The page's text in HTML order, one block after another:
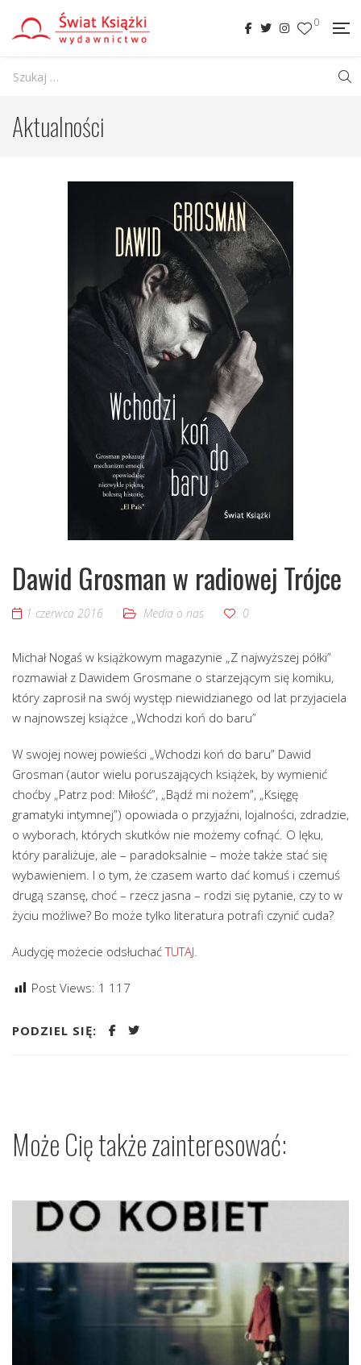
0
Aktualności
Dawid Grosman w radiowej Trójce
1 czerwca 2016 Media o nas 0
Michał Nogaś w książkowym magazynie „Z najwyższej półki”
rozmawiał z Dawidem Grosmane o starzejącym się komiku,
który zaprosił na swój występ niewidzianego od lat przyjaciela
w najnowszej książce „Wchodzi koń do baru”
W swojej nowej powieści „Wchodzi koń do baru” Dawid
Grosman (autor wielu poruszających książek, by wymienić
choćby „Patrz pod: Miłość”, „Bądź mi nożem”, „Księgę
gramatyki intymnej”) opowiada o przyjaźni, lojalności, zdradzie,
o wyborach, których skutków nie możemy cofnąć. O lęku,
który paraliżuje, ale – paradoksalnie – może także stać się
wybawieniem. I o tym, że czasem warto dać komuś i czemuś
drugą szansę, choć – rzecz jasna – rodzi się pytanie, czy to w
życiu możliwe? Bo może tylko literatura potrafi czynić cuda?
Audycję możecie odsłuchaćTUTAJ.
Post Views: 1 117
PODZIEL SIĘ:
Może Cię także zainteresować: